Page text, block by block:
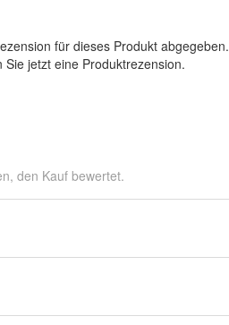
für dieses Produkt abgegeben.
Sie jetzt eine Produktrezension.
den Kauf bewertet.